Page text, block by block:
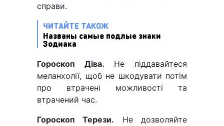
справи.
ЧИТАЙТЕ ТАКОЖ
Названы самые подлые знаки
Зодиака
Гороскоп Діва. Не піддавайтеся
меланхолії, щоб не шкодувати потім
про втрачені можливості та
втрачений час.
Гороскоп Терези. Не дозволяйте